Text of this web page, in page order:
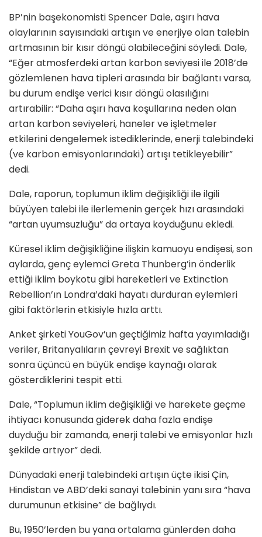
BP’nin başekonomisti Spencer Dale, aşırı hava
olaylarının sayısındaki artışın ve enerjiye olan talebin
artmasının bir kısır döngü olabileceğini söyledi. Dale,
“Eğer atmosferdeki artan karbon seviyesi ile 2018’de
gözlemlenen hava tipleri arasında bir bağlantı varsa,
bu durum endişe verici kısır döngü olasılığını
artırabilir: “Daha aşırı hava koşullarına neden olan
artan karbon seviyeleri, haneler ve işletmeler
etkilerini dengelemek istediklerinde, enerji talebindeki
(ve karbon emisyonlarındaki) artışı tetikleyebilir”
dedi.
Dale, raporun, toplumun iklim değişikliği ile ilgili
büyüyen talebi ile ilerlemenin gerçek hızı arasındaki
“artan uyumsuzluğu” da ortaya koyduğunu ekledi.
Küresel iklim değişikliğine ilişkin kamuoyu endişesi, son
aylarda, genç eylemci Greta Thunberg’in önderlik
ettiği iklim boykotu gibi hareketleri ve Extinction
Rebellion’ın Londra’daki hayatı durduran eylemleri
gibi faktörlerin etkisiyle hızla arttı.
Anket şirketi YouGov’un geçtiğimiz hafta yayımladığı
veriler, Britanyalıların çevreyi Brexit ve sağlıktan
sonra üçüncü en büyük endişe kaynağı olarak
gösterdiklerini tespit etti.
Dale, “Toplumun iklim değişikliği ve harekete geçme
ihtiyacı konusunda giderek daha fazla endişe
duyduğu bir zamanda, enerji talebi ve emisyonlar hızlı
şekilde artıyor” dedi.
Dünyadaki enerji talebindeki artışın üçte ikisi Çin,
Hindistan ve ABD’deki sanayi talebinin yanı sıra “hava
durumunun etkisine” de bağlıydı.
Bu, 1950’lerden bu yana ortalama günlerden daha